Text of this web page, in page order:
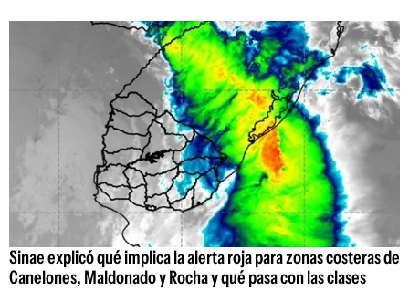
Sinae explicó qué implica la alerta roja para zonas costeras de
Canelones, Maldonado y Rocha y qué pasa con las clases